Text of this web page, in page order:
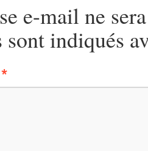
e-mail ne
sont indiqués
*